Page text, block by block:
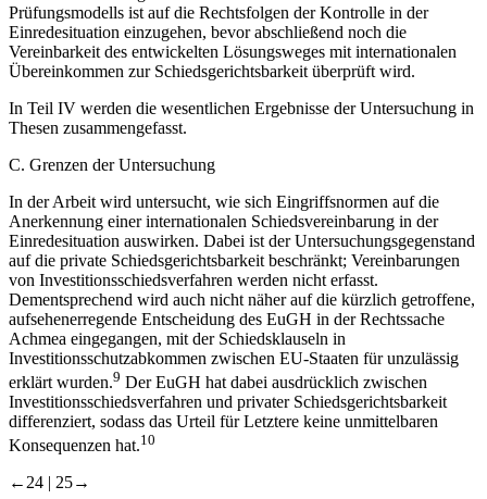
Prüfungsmodells ist auf die Rechtsfolgen der Kontrolle in der
Einredesituation einzugehen, bevor abschließend noch die
Vereinbarkeit des entwickelten Lösungsweges mit internationalen
Übereinkommen zur Schiedsgerichtsbarkeit überprüft wird.
In Teil IV werden die wesentlichen Ergebnisse der Untersuchung in
Thesen zusammengefasst.
C. Grenzen der Untersuchung
In der Arbeit wird untersucht, wie sich Eingriffsnormen auf die
Anerkennung einer internationalen Schiedsvereinbarung in der
Einredesituation auswirken. Dabei ist der Untersuchungsgegenstand
auf die private Schiedsgerichtsbarkeit beschränkt; Vereinbarungen
von Investitionsschiedsverfahren werden nicht erfasst.
Dementsprechend wird auch nicht näher auf die kürzlich getroffene,
aufsehenerregende Entscheidung des EuGH in der Rechtssache
Achmea eingegangen, mit der Schiedsklauseln in
Investitionsschutzabkommen zwischen EU-Staaten für unzulässig
erklärt wurden.9 Der EuGH hat dabei ausdrücklich zwischen
Investitionsschiedsverfahren und privater Schiedsgerichtsbarkeit
differenziert, sodass das Urteil für Letztere keine unmittelbaren
Konsequenzen hat.10
←24 | 25→